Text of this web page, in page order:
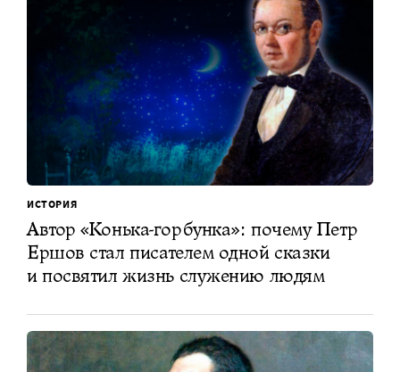
ИСТОРИЯ
Автор «Конька-горбунка»: почему Петр
Ершов стал писателем одной сказки
и посвятил жизнь служению людям